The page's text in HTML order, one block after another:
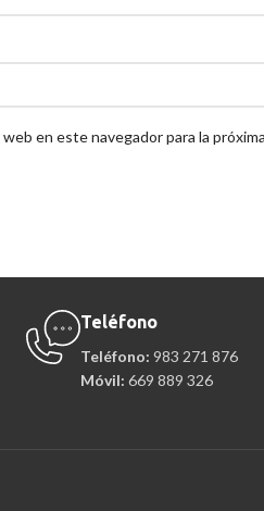
en este navegador para la
Teléfono
Teléfono: 983 271 876
Móvil: 669 889 326